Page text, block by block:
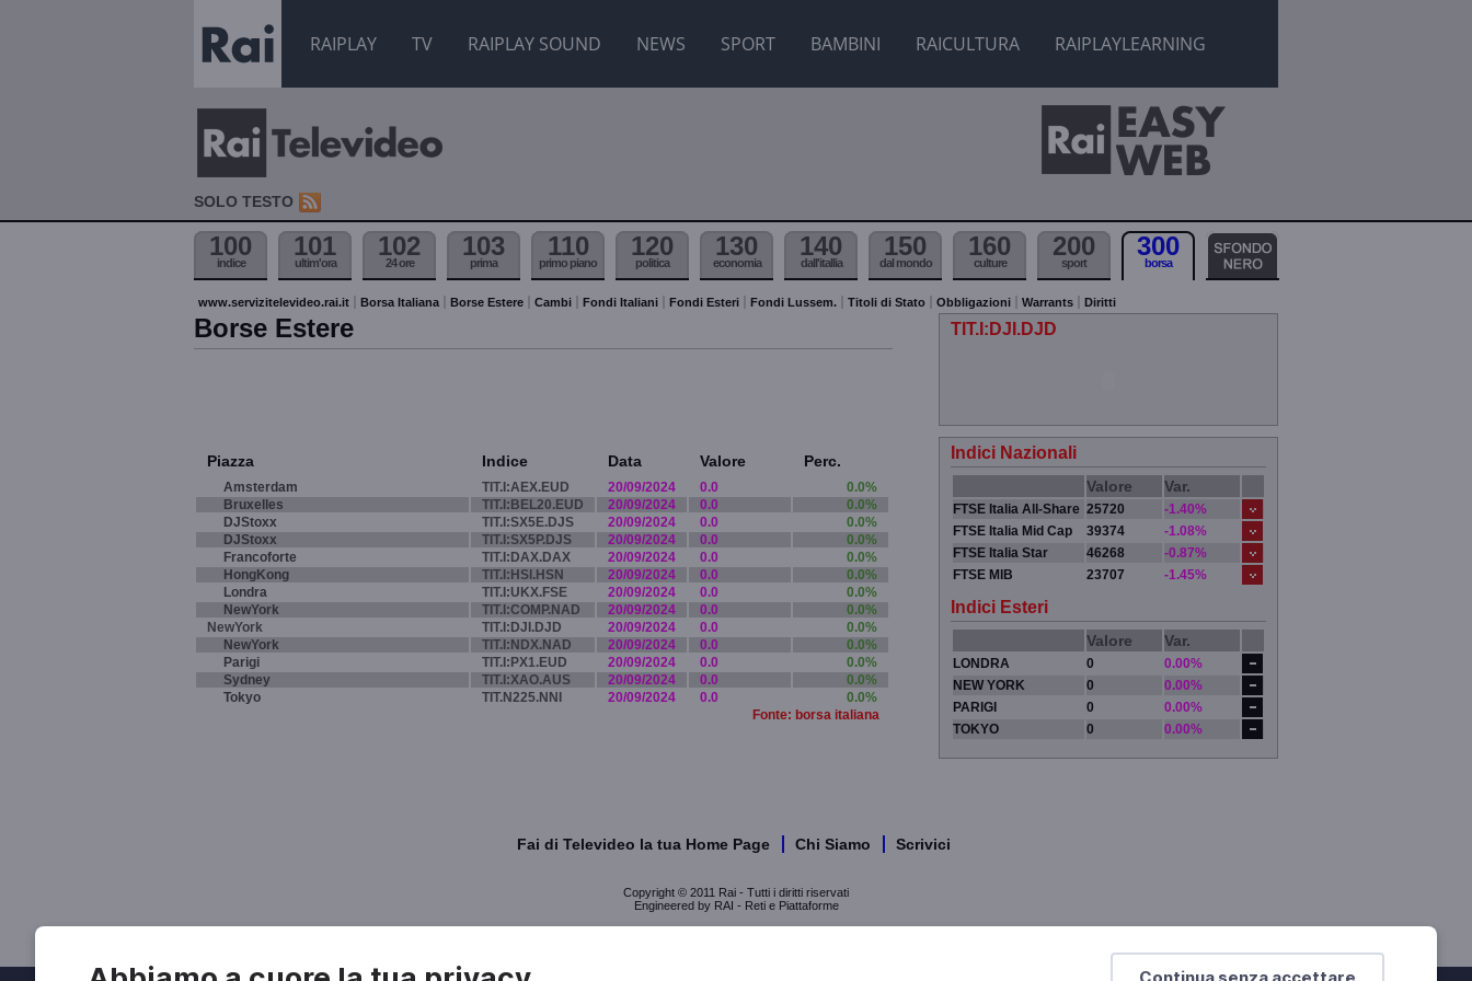
RAIPLAY TV RAIPLAY SOUND NEWS SPORT BAMBINI RAICULTURA RAIPLAYLEARNING
Continua senza accettare
SOLO TESTO
100
indice
101
ultim'ora
102
24 ore
103
prima
110
primo piano
120
politica
130
economia
140
dall'itallia
150
dal mondo
160
culture
200
sport
300
borsa
www.servizitelevideo.rai.it Borsa Italiana Borse Estere Cambi Fondi Italiani Fondi Esteri Fondi Lussem. Titoli di Stato Obbligazioni Warrants Diritti
Borse Estere
Piazza Indice Data Valore Perc.
Amsterdam TIT.I:AEX.EUD 20/09/2024 0.0
0.0%
Bruxelles
TIT.I:BEL20.EUD 20/09/2024 0.0
0.0%
DJStoxx
TIT.I:SX5E.DJS 20/09/2024 0.0
0.0%
DJStoxx
TIT.I:SX5P.DJS 20/09/2024 0.0
0.0%
Francoforte
TIT.I:DAX.DAX 20/09/2024 0.0
0.0%
HongKong
TIT.I:HSI.HSN 20/09/2024 0.0
0.0%
Londra
TIT.I:UKX.FSE 20/09/2024 0.0
0.0%
NewYork
TIT.I:COMP.NAD 20/09/2024 0.0
0.0%
NewYork
TIT.I:DJI.DJD 20/09/2024 0.0
0.0%
NewYork
TIT.I:NDX.NAD 20/09/2024 0.0
0.0%
Parigi
TIT.I:PX1.EUD 20/09/2024 0.0
0.0%
Sydney
TIT.I:XAO.AUS 20/09/2024 0.0
0.0%
Tokyo
TIT.N225.NNI 20/09/2024 0.0
0.0%
Fonte: borsa italiana
TIT.I:DJI.DJD
Indici Nazionali
Valore Var.
FTSE Italia All-Share 25720
-1.40%
FTSE Italia Mid Cap
39374
-1.08%
FTSE Italia Star
46268
-0.87%
FTSE MIB
23707 -1.45%
Indici Esteri
Valore Var.
LONDRA 0
0.00%
NEW YORK
0
0.00%
PARIGI
0
0.00%
TOKYO
0 0.00%
Fai di Televideo la tua Home Page Chi Siamo Scrivici
Copyright © 2011 Rai - Tutti i diritti riservati
Engineered by RAI - Reti e Piattaforme